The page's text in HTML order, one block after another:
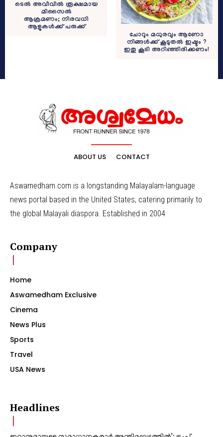
ടെൽ അവീവിൽ രൂക്ഷമായ
മിസൈൽ
ആക്രമണം; നിരവധി
ആളുകൾക്ക് പരുക്ക്
ചോറും മധുരവും ആണോ
നിങ്ങൾക്ക് കൂടുതൽ ഇഷ്ടം ?
ഇതു കൂടി അറിഞ്ഞിരിക്കണം!
ABOUT US CONTACT
Aswamedham.com is a longstanding Malayalam-language
news portal based in the United States, catering primarily to
the global Malayali diaspora. Established in 2004
Company
Home
Aswamedham Exclusive
Cinema
News Plus
Sports
Travel
USA News
Headlines